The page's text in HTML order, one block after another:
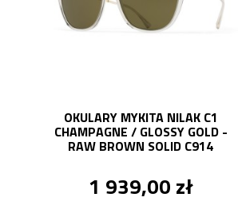
OKULARY MYKITA NILAK C1
CHAMPAGNE / GLOSSY GOLD -
RAW BROWN SOLID C914
1 939,00 zł